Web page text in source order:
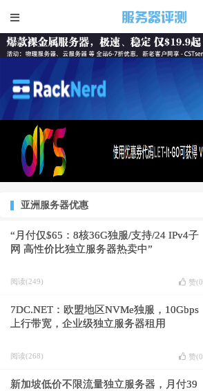
亚洲服务器优惠
“月付仅$65：8核36G独服/支持/24 IPv4子
网 高性价比独立服务器热卖中”
阅读(249) 赞(0
7DC.NET：欧盟地区NVMe独服，10Gbps
上行带宽，企业级独立服务器租用
阅读(268) 赞(0
新加坡低价不限流量独立服务器，月付39